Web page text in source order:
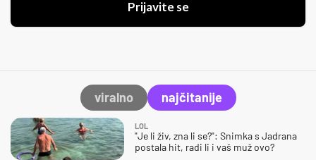
Prijavite se
viralno najčitanije
LOL
"Je li živ, zna li se?": Snimka s Jadrana
postala hit, radi li i vaš muž ovo?